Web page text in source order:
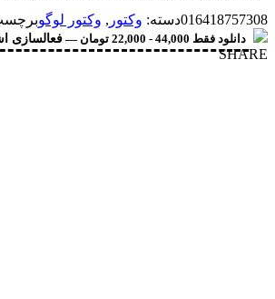
016418757308دسته: وکتور , وکتور لوگو
دانلود فقط 44,000 - 22,000 تومان — فعالسازی
SHARE